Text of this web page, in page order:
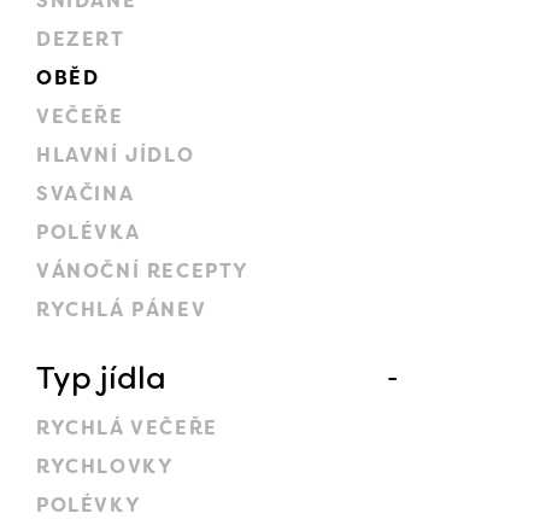
DEZERT
OBĚD
VEČEŘE
HLAVNÍ JÍDLO
SVAČINA
POLÉVKA
VÁNOČNÍ RECEPTY
RYCHLÁ PÁNEV
Typ jídla
RYCHLÁ VEČEŘE
RYCHLOVKY
POLÉVKY